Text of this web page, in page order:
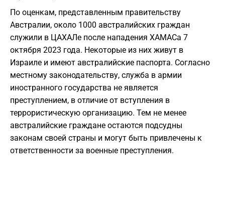
По оценкам, представленным правительству
Австралии, около 1000 австралийских граждан
служили в ЦАХАЛе после нападения ХАМАСа 7
октября 2023 года. Некоторые из них живут в
Израиле и имеют австралийские паспорта. Согласно
местному законодательству, служба в армии
иностранного государства не является
преступлением, в отличие от вступления в
террористическую организацию. Тем не менее
австралийские граждане остаются подсудны
законам своей страны и могут быть привлечены к
ответственности за военные преступления.